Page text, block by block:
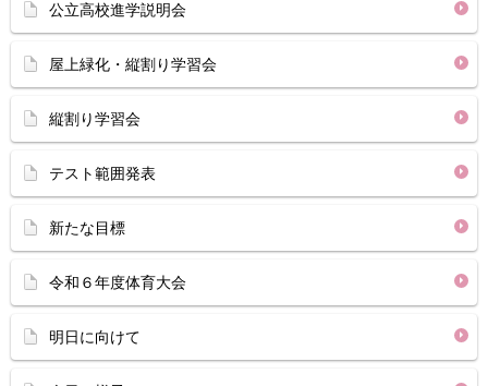
公立高校進学説明会
屋上緑化・縦割り学習会
縦割り学習会
テスト範囲発表
新たな目標
令和６年度体育大会
明日に向けて